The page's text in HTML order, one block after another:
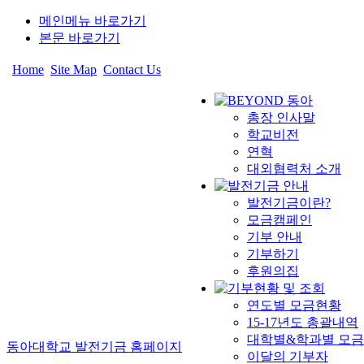
메인메뉴 바로가기
본문 바로가기
Home Site Map Contact Us
동아대학교 발전기금 홈페이지
총장 인사말
학교비전
연혁
대외협력처 소개
발전기금이란?
모금캠페인
기부 안내
기부하기
후원의집
연도별 모금현황
15-17년도 총괄내역
대학별&학과별 모
이달의 기부자